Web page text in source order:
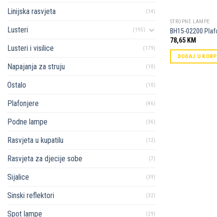
Linijska rasvjeta (14)
Lusteri (195)
Lusteri i visilice (179)
Napajanja za struju (10)
Ostalo (10)
Plafonjere (46)
Podne lampe (36)
Rasvjeta u kupatilu (12)
Rasvjeta za djecije sobe (7)
Sijalice (39)
Sinski reflektori (32)
Spot lampe (29)
STROPNE LAMPE
BH15-02200
78,65 KM
DODAJ U